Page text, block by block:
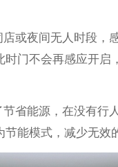
或夜间无人时段，
时门不会再感应开启
省能源，在没有行
能模式，减少无效